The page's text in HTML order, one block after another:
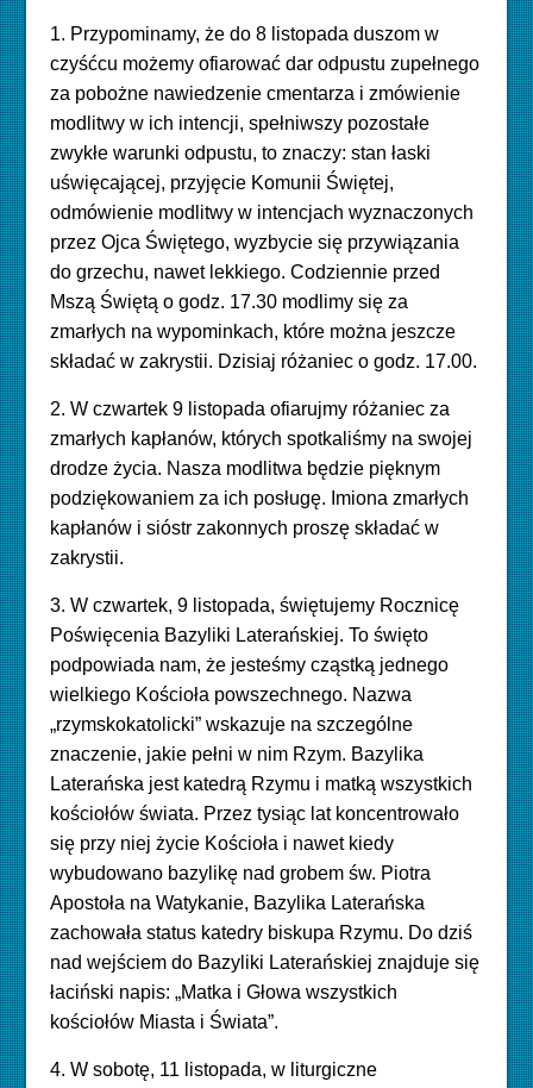
1. Przypominamy, że do 8 listopada duszom w
czyśćcu możemy ofiarować dar odpustu zupełnego
za pobożne nawiedzenie cmentarza i zmówienie
modlitwy w ich intencji, spełniwszy pozostałe
zwykłe warunki odpustu, to znaczy: stan łaski
uświęcającej, przyjęcie Komunii Świętej,
odmówienie modlitwy w intencjach wyznaczonych
przez Ojca Świętego, wyzbycie się przywiązania
do grzechu, nawet lekkiego. Codziennie przed
Mszą Świętą o godz. 17.30 modlimy się za
zmarłych na wypominkach, które można jeszcze
składać w zakrystii. Dzisiaj różaniec o godz. 17.00.
2. W czwartek 9 listopada ofiarujmy różaniec za
zmarłych kapłanów, których spotkaliśmy na swojej
drodze życia. Nasza modlitwa będzie pięknym
podziękowaniem za ich posługę. Imiona zmarłych
kapłanów i sióstr zakonnych proszę składać w
zakrystii.
3. W czwartek, 9 listopada, świętujemy Rocznicę
Poświęcenia Bazyliki Laterańskiej. To święto
podpowiada nam, że jesteśmy cząstką jednego
wielkiego Kościoła powszechnego. Nazwa
„rzymskokatolicki” wskazuje na szczególne
znaczenie, jakie pełni w nim Rzym. Bazylika
Laterańska jest katedrą Rzymu i matką wszystkich
kościołów świata. Przez tysiąc lat koncentrowało
się przy niej życie Kościoła i nawet kiedy
wybudowano bazylikę nad grobem św. Piotra
Apostoła na Watykanie, Bazylika Laterańska
zachowała status katedry biskupa Rzymu. Do dziś
nad wejściem do Bazyliki Laterańskiej znajduje się
łaciński napis: „Matka i Głowa wszystkich
kościołów Miasta i Świata”.
4. W sobotę, 11 listopada, w liturgiczne